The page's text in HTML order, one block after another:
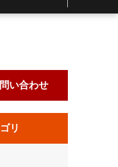
い合わせ
リ